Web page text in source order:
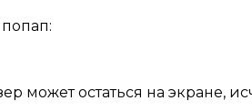
может остаться на экране,